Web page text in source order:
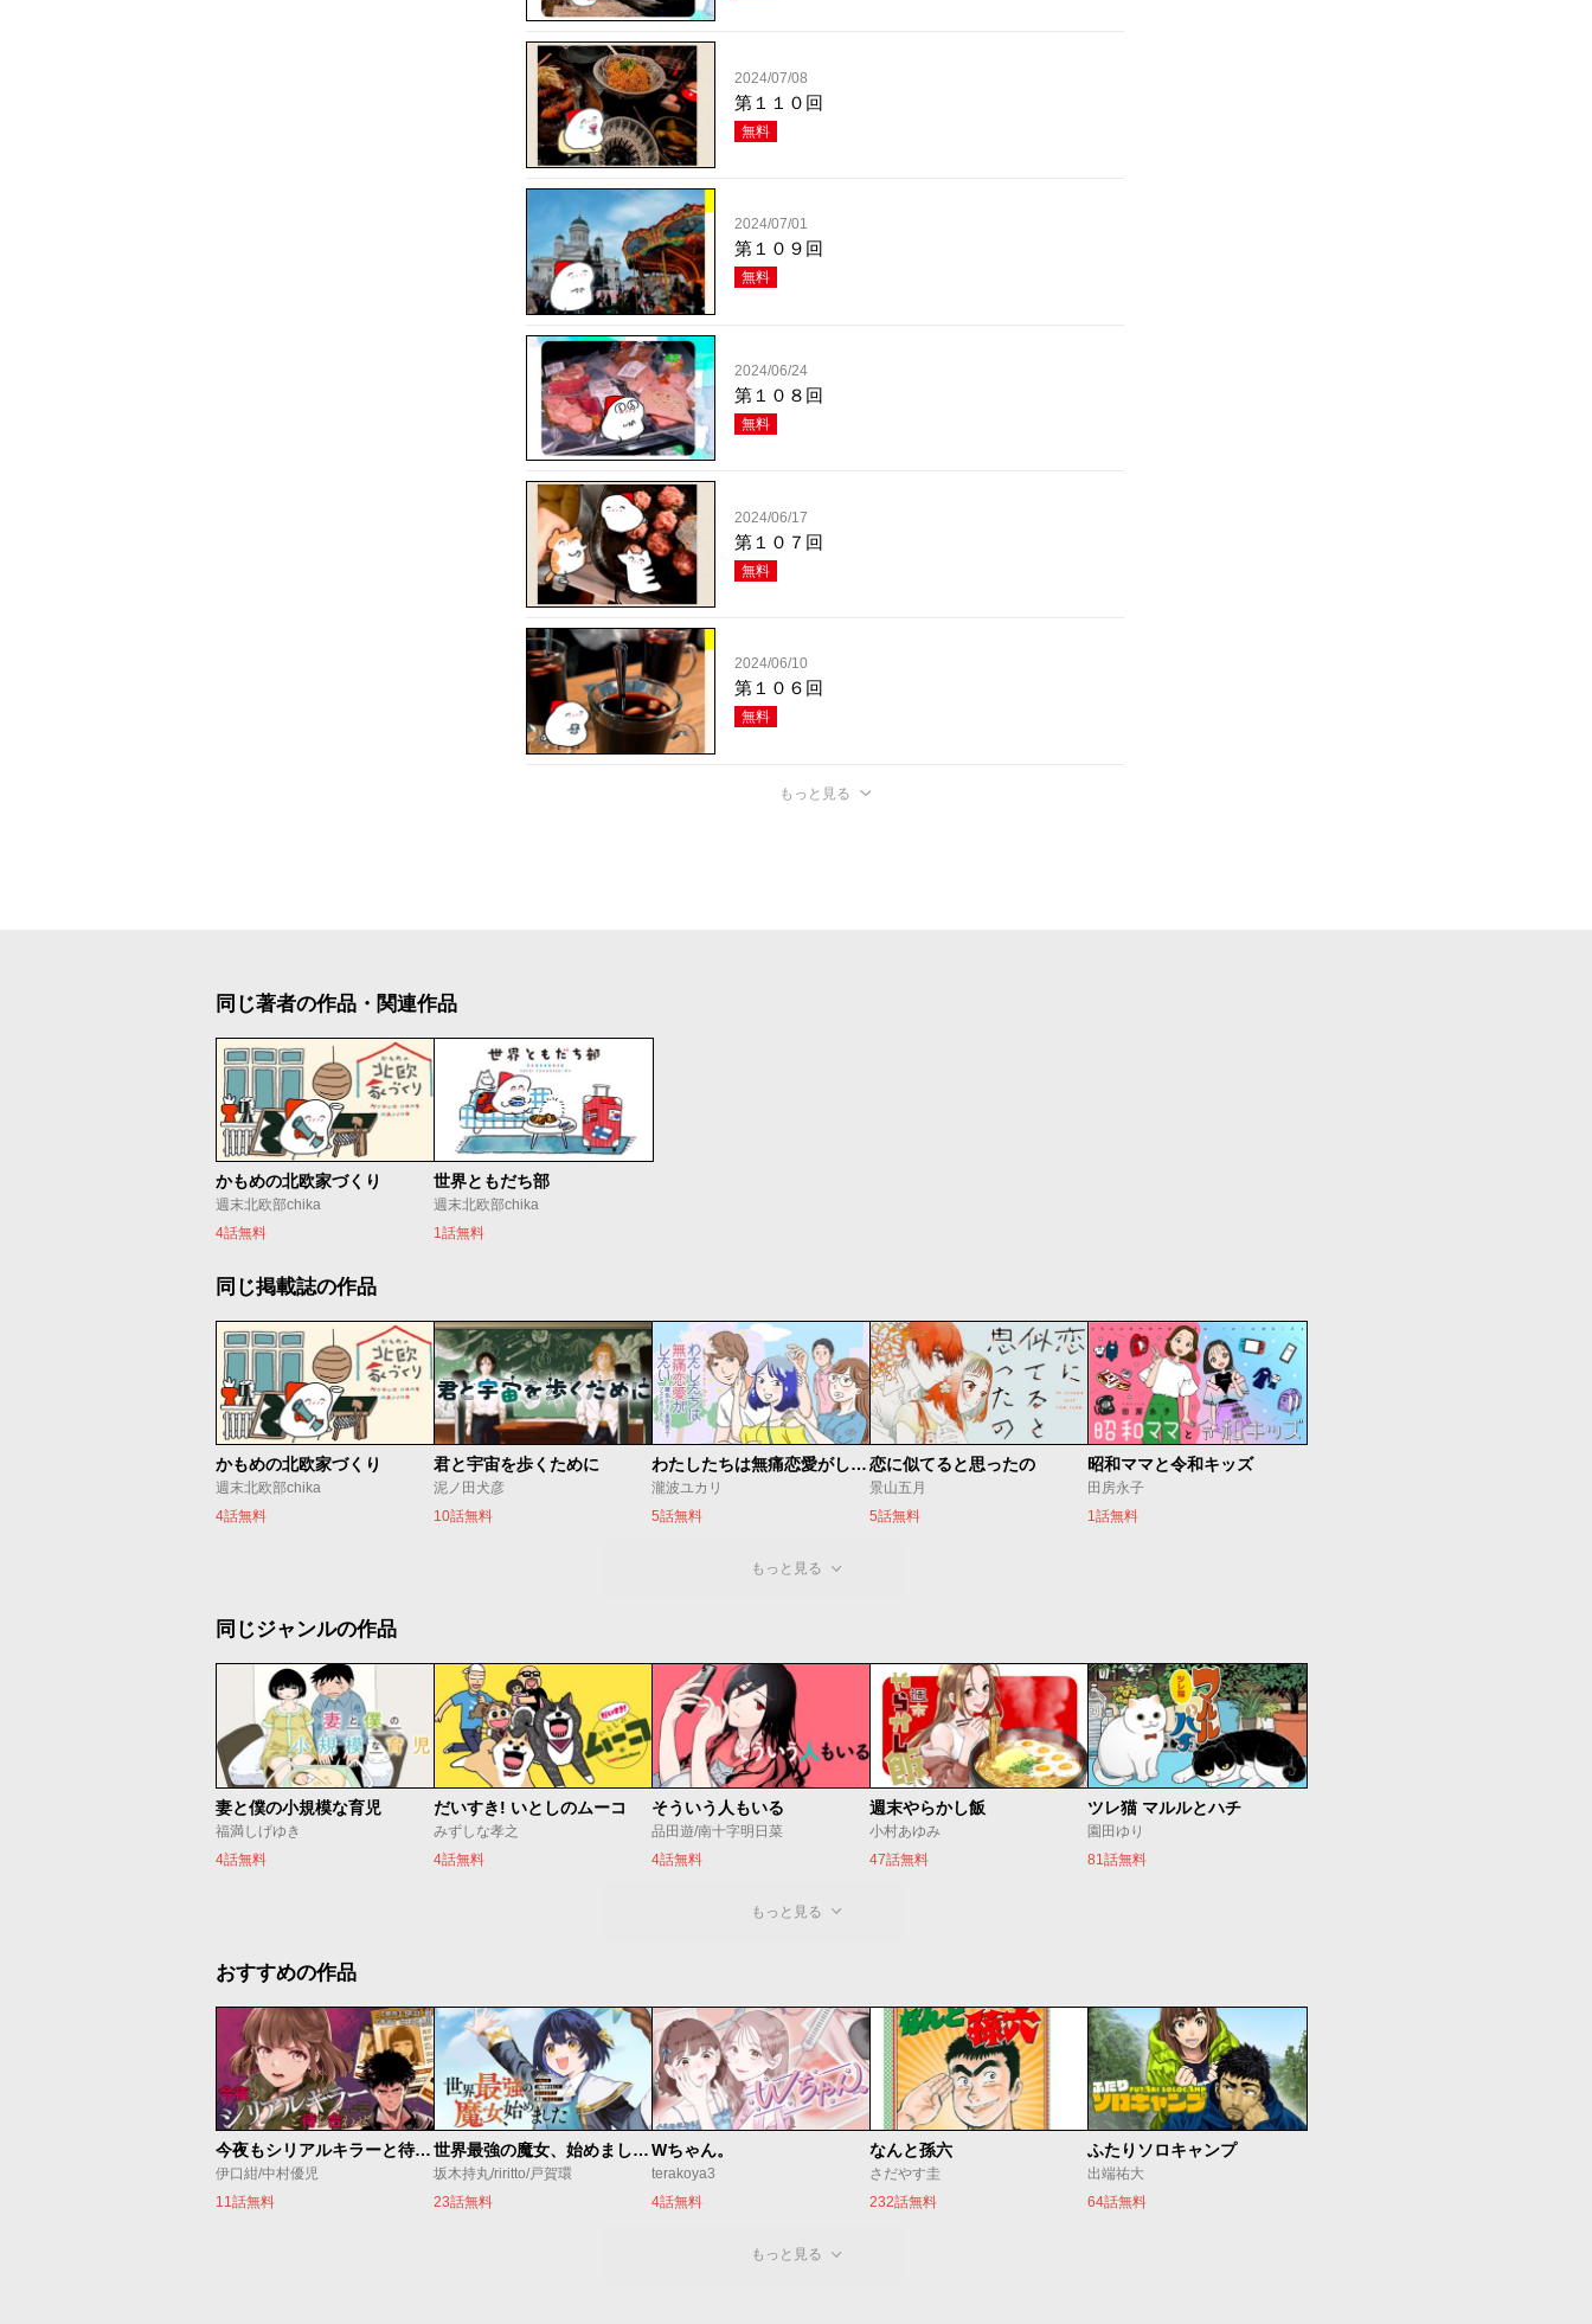
2024/07/08
第１１０回
無料
2024/07/01
第１０９回
無料
2024/06/24
第１０８回
無料
2024/06/17
第１０７回
無料
2024/06/10
第１０６回
無料
もっと見る
同じ著者の作品・関連作品
かもめの北欧家づくり
週末北欧部chika
4話無料
世界ともだち部
週末北欧部chika
1話無料
同じ掲載誌の作品
かもめの北欧家づくり
週末北欧部chika
4話無料
君と宇宙を歩くために
泥ノ田犬彦
10話無料
わたしたちは無痛恋愛がしたい 〜鍵垢女子と星屑男子とフェミおじさん〜
瀧波ユカリ
5話無料
恋に似てると思ったの
景山五月
5話無料
昭和ママと令和キッズ
田房永子
1話無料
もっと見る
同じジャンルの作品
妻と僕の小規模な育児
福満しげゆき
4話無料
だいすき! いとしのムーコ
みずしな孝之
4話無料
そういう人もいる
品田遊/南十字明日菜
4話無料
週末やらかし飯
小村あゆみ
47話無料
ツレ猫 マルルとハチ
園田ゆり
81話無料
もっと見る
おすすめの作品
今夜もシリアルキラーと待ち合わせ
伊口紺/中村優児
11話無料
世界最強の魔女、始めました ～私だけ『攻略サイト』を見れる世界で自由に生きます～
坂木持丸/riritto/戸賀環
23話無料
Wちゃん。
terakoya3
4話無料
なんと孫六
さだやす圭
232話無料
ふたりソロキャンプ
出端祐大
64話無料
もっと見る